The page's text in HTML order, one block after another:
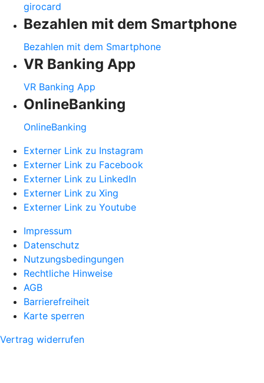
girocard
Bezahlen mit dem Smartphone
Bezahlen mit dem Smartphone
VR Banking App
VR Banking App
OnlineBanking
OnlineBanking
Externer Link zu Instagram
Externer Link zu Facebook
Externer Link zu LinkedIn
Externer Link zu Xing
Externer Link zu Youtube
Impressum
Datenschutz
Nutzungsbedingungen
Rechtliche Hinweise
AGB
Barrierefreiheit
Karte sperren
Vertrag widerrufen